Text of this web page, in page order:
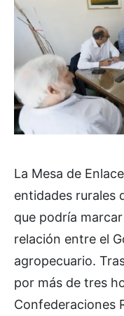
La Mesa de
entidades rurales
que podría
relación entre el
agropecuario.
por más de tres
Confederaciones